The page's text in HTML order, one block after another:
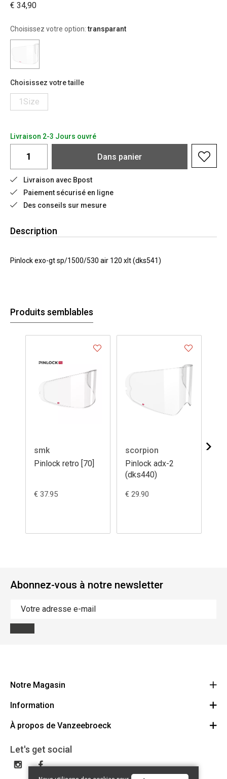
€ 34,90
Choisissez votre option:transparant
Choisissez votre taille
1Size
Livraison 2-3 Jours ouvré
Dans panier
Livraison avec Bpost
Paiement sécurisé en ligne
Des conseils sur mesure
Description
Pinlock exo-gt sp/1500/530 air 120 xlt (dks541)
Produits semblables
smk
Pinlock retro [70]
€ 37.95
scorpion
Pinlock adx-2
(dks440)
€ 29.90
Abonnez-vous à notre newsletter
Notre Magasin
Vanzeebroeck Motors
1600 Sint-Pieters-Leeuw
023316022
Information
Annulation Commande
Conditions générales
À propos de Vanzeebroeck
Cheque Cadeau
Échange et Retours
Let's get social